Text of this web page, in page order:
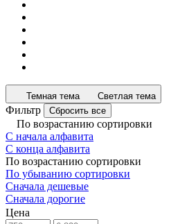
Темная тема Светлая тема
Фильтр Сбросить все
По возрастанию сортировки
С начала алфавита
С конца алфавита
По возрастанию сортировки
По убыванию сортировки
Сначала дешевые
Сначала дорогие
Цена